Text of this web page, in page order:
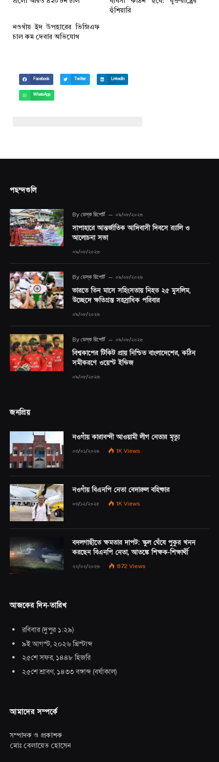
হুঁশিয়ারি
নওগাঁয় ইদ উপহারের ভিজিএফ
চাল কম দেবার অভিযোগ
Facebook Twitter LinkedIn
WhatsApp
পছন্দগুলি
By ডেস্ক রিপোর্ট ০৯/০৮/২০২৬
সাপাহারে আন্তর্জাতিক আদিবাসী দিবসে র‍্যালি ও
আলোচনা সভা
০৯/০৮/২০২৬
By ডেস্ক রিপোর্ট ০৯/০৮/২০২৬
ভারতে তিন মাসে সহিংসতায় নিহত ২৫ মুসলিম,
উচ্ছেদে ক্ষতিগ্রস্ত সহস্রাধিক পরিবার
০৯/০৮/২০২৬
By ডেস্ক রিপোর্ট ০৯/০৮/২০২৬
বিশ্বকাপের টিকিট প্রায় নিশ্চিত বাংলাদেশের, কঠিন
সমীকরণে ওয়েস্ট ইন্ডিজ
০৯/০৮/২০২৬
জনপ্রিয়
নওগাঁয় কারাবন্দী আওয়ামী লীগ নেতার মৃত্যু
০৩/০১/২০২৬ 1K Views
নওগাঁয় বিএনপি নেতা বেদারুল বহিষ্কার
০৩/১২/২০২৫ 1K Views
বদলগাছীতে ক্ষমতার দাপট: স্কুল ঘেঁষে পুকুর খনন
করছেন বিএনপি নেতা, আতঙ্কে শিক্ষক-শিক্ষার্থী
২২/০২/২০২৬ 872 Views
আজকের দিন-তারিখ
রবিবার(দুপুর ১:২৯)
৯ই আগস্ট, ২০২৬ খ্রিস্টাব্দ
২৫শে সফর, ১৪৪৮ হিজরি
২৫শে শ্রাবণ, ১৪৩৩ বঙ্গাব্দ (বর্ষাকাল)
আমাদের সম্পর্কে
সম্পাদক ও প্রকাশক
মোঃ বেলায়েত হোসেন